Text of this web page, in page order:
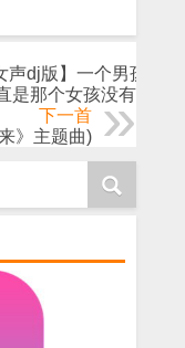
dj版】一个男孩最
是那个女孩没有变过
下一首
》主题曲)